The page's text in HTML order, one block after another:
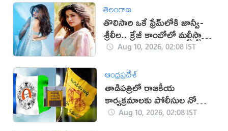
తెలంగాణ
తొలిసారి ఒకే ఫ్రేమ్‌లోకి జాన్వీ-
శ్రీలీల.. క్రేజీ కాంబోలో మల్టీస్టారర్
సినిమా?
Aug 10, 2026, 02:08 IST
ఆంధ్రప్రదేశ్
తాడిపత్రిలో రాజకీయ
కార్యక్రమాలకు పోలీసుల నో
ఎంట్రీAug 10, 2026, 02:08 IST